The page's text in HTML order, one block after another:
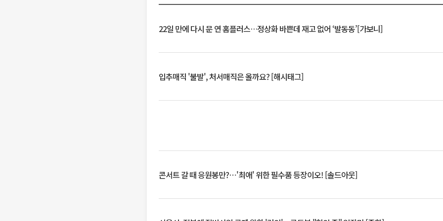
22일 만에 다시 문 연 홈플러스…정상화 바쁜데 재고 없어 ‘발동동’[가보니]
입추매직 '불발', 처서매직은 올까요? [해시태그]
콘서트 갈 때 응원봉만?⋯'최애' 위한 필수품 등장이오! [솔드아웃]